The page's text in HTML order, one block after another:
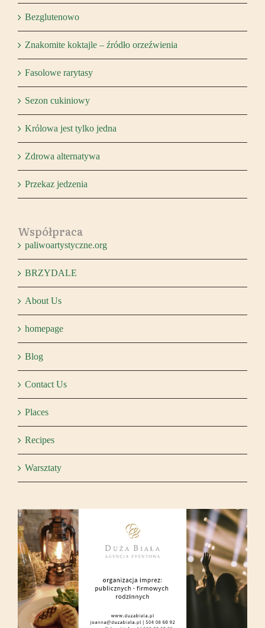
Bezglutenowo
Znakomite koktajle – źródło orzeźwienia
Fasolowe rarytasy
Sezon cukiniowy
Królowa jest tylko jedna
Zdrowa alternatywa
Przekaz jedzenia
Współpraca
paliwoartystyczne.org
BRZYDALE
About Us
homepage
Blog
Contact Us
Places
Recipes
Warsztaty